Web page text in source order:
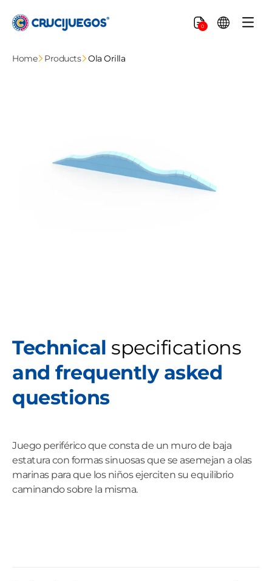
content
Cart
0
Home Products Ola Orilla
Technical specifications
and frequently asked
questions
Juego periférico que consta de un muro de baja
estatura con formas sinuosas que se asemejan a olas
marinas para que los niños ejerciten su equilibrio
caminando sobre la misma.